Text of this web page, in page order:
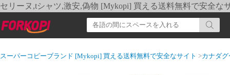
セリーヌ,tシャツ,激安,偽物 [Mykopi] 買える送料無料で安全な
スーパーコピーブランド [Mykopi] 買える送料無料で安全なサイト >カナダ